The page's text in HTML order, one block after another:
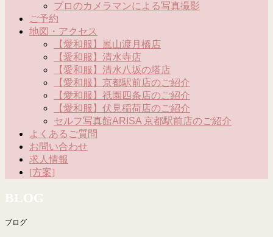
プロのカメラマンによる写真撮影
ご予約
地図・アクセス
【愛和服】嵐山渡月橋店
【愛和服】清水寺店
【愛和服】清水八坂の塔店
【愛和服】京都駅前店のご紹介
【愛和服】祇園四条店のご紹介
【愛和服】伏見稲荷店のご紹介
セルフ写真館ARISA 京都駅前店のご紹介
よくあるご質問
お問い合わせ
求人情報
[方案]
BLOG
ブログ